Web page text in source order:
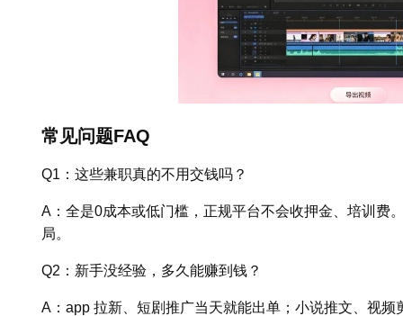
常见问题FAQ
Q1：这些兼职真的不用交钱吗？
A：全是0成本或低门槛，正规平台不会收押金、培训费
局。
Q2：新手没经验，多久能赚到钱？
A：app 拉新、短剧推广当天就能出单；小说推文、视